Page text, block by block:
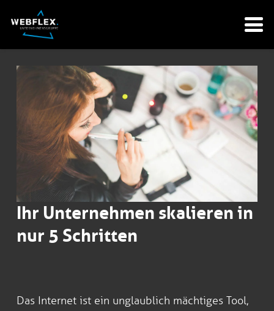
Ihr Unternehmen skalieren in
nur 5 Schritten
Das Internet ist ein unglaublich mächtiges Tool,